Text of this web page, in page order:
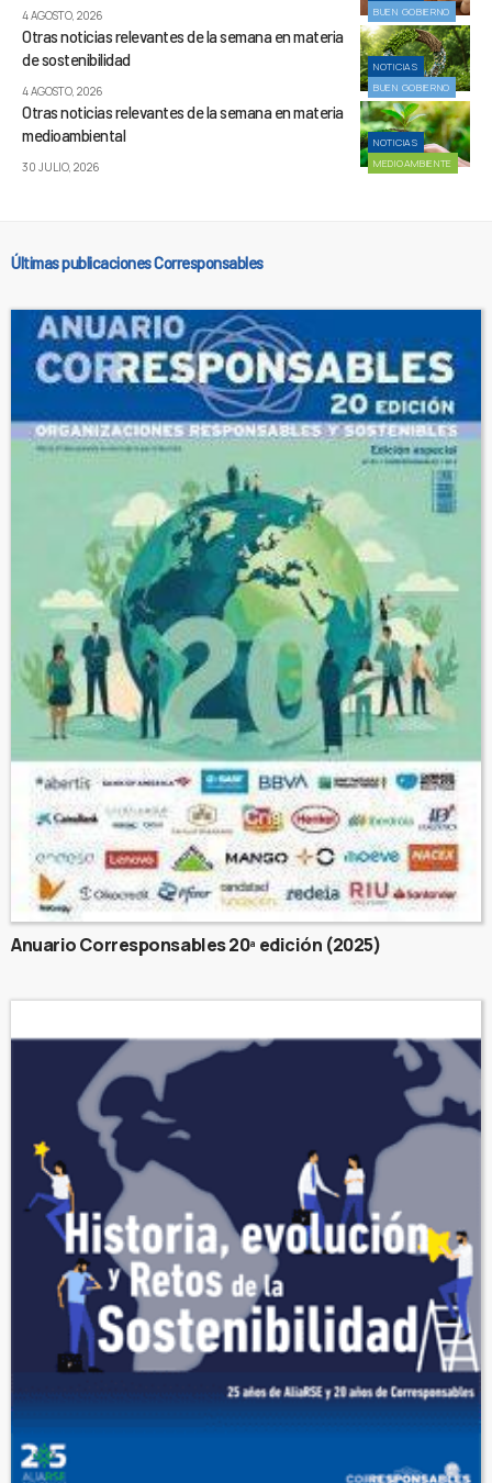
BUEN GOBIERNO
4 AGOSTO, 2026
NOTICIAS
BUEN GOBIERNO
Otras noticias relevantes de la semana en materia
de sostenibilidad
4 AGOSTO, 2026
NOTICIAS
MEDIOAMBIENTE
Otras noticias relevantes de la semana en materia
medioambiental
30 JULIO, 2026
Últimas publicaciones Corresponsables
Anuario Corresponsables 20ª edición (2025)